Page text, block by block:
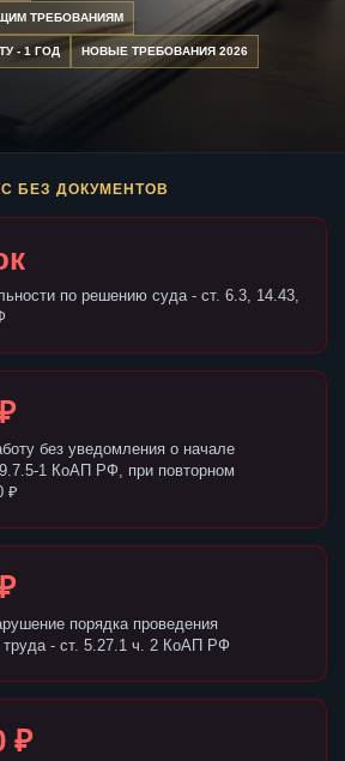
ТРЕБОВАНИЯМ
- 1 ГОД НОВЫЕ ТРЕБОВАНИЯ 2026
БЕЗ ДОКУМЕНТОВ
по решению суда - ст. 6.3, 14.43,
без уведомления о начале
1 КоАП РФ, при повторном
₽
порядка проведения
труда - ст. 5.27.1 ч. 2 КоАП РФ
₽